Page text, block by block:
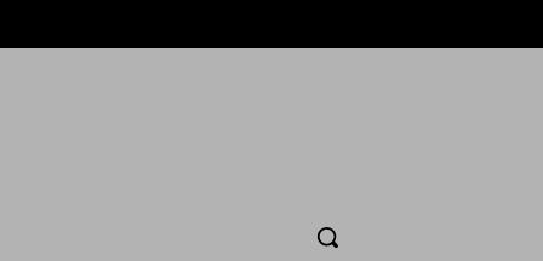
Cerca